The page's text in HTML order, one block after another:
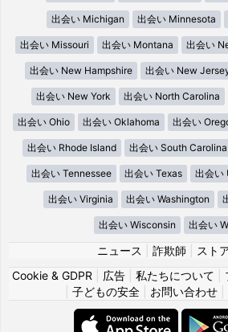
出会い Michigan 出会い Minnesota
出会い Missouri 出会い Montana 出会い
出会い New Hampshire 出会い New
出会い New York 出会い North Carolina
出会い Ohio 出会い Oklahoma 出会い
出会い Rhode Island 出会い South Carolina
出会い Tennessee 出会い Texas 出会い
出会い Virginia 出会い Washington
出会い Wisconsin 出会い
ニュース 詐欺師 スト
Cookie & GDPR
広告 私たちについて
子どもの安全| お問い合わせ|